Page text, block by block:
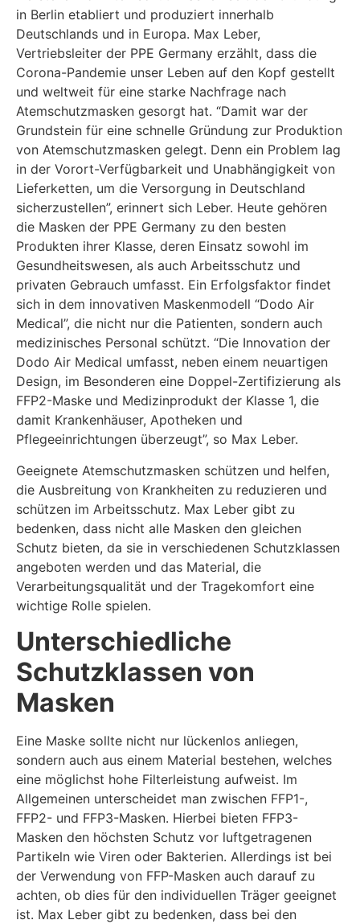
in Berlin etabliert und produziert innerhalb
Deutschlands und in Europa. Max Leber,
Vertriebsleiter der PPE Germany erzählt, dass die
Corona-Pandemie unser Leben auf den Kopf gestellt
und weltweit für eine starke Nachfrage nach
Atemschutzmasken gesorgt hat. “Damit war der
Grundstein für eine schnelle Gründung zur Produktion
von Atemschutzmasken gelegt. Denn ein Problem lag
in der Vorort-Verfügbarkeit und Unabhängigkeit von
Lieferketten, um die Versorgung in Deutschland
sicherzustellen”, erinnert sich Leber. Heute gehören
die Masken der PPE Germany zu den besten
Produkten ihrer Klasse, deren Einsatz sowohl im
Gesundheitswesen, als auch Arbeitsschutz und
privaten Gebrauch umfasst. Ein Erfolgsfaktor findet
sich in dem innovativen Maskenmodell “Dodo Air
Medical”, die nicht nur die Patienten, sondern auch
medizinisches Personal schützt. “Die Innovation der
Dodo Air Medical umfasst, neben einem neuartigen
Design, im Besonderen eine Doppel-Zertifizierung als
FFP2-Maske und Medizinprodukt der Klasse 1, die
damit Krankenhäuser, Apotheken und
Pflegeeinrichtungen überzeugt”, so Max Leber.
Geeignete Atemschutzmasken schützen und helfen,
die Ausbreitung von Krankheiten zu reduzieren und
schützen im Arbeitsschutz. Max Leber gibt zu
bedenken, dass nicht alle Masken den gleichen
Schutz bieten, da sie in verschiedenen Schutzklassen
angeboten werden und das Material, die
Verarbeitungsqualität und der Tragekomfort eine
wichtige Rolle spielen.
Unterschiedliche
Schutzklassen von
Masken
Eine Maske sollte nicht nur lückenlos anliegen,
sondern auch aus einem Material bestehen, welches
eine möglichst hohe Filterleistung aufweist. Im
Allgemeinen unterscheidet man zwischen FFP1-,
FFP2- und FFP3-Masken. Hierbei bieten FFP3-
Masken den höchsten Schutz vor luftgetragenen
Partikeln wie Viren oder Bakterien. Allerdings ist bei
der Verwendung von FFP-Masken auch darauf zu
achten, ob dies für den individuellen Träger geeignet
ist. Max Leber gibt zu bedenken, dass bei den